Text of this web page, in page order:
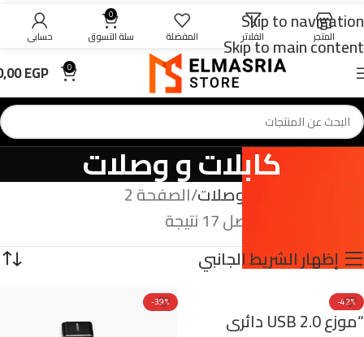
Skip to navigation
Skip to main content
0
EGP
كابلات و وصلات
كابلات و وصلات الصفحة 2
إظهار الشريط الجانبي
-42%
جديد
“موزع USB 2.0 دائري
-39%
المتجر الفلاتر المفضلة
0
سلة التسوق حسابي